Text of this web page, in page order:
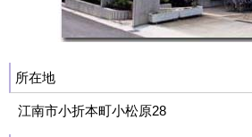
所在地
江南市小折本町小松原28